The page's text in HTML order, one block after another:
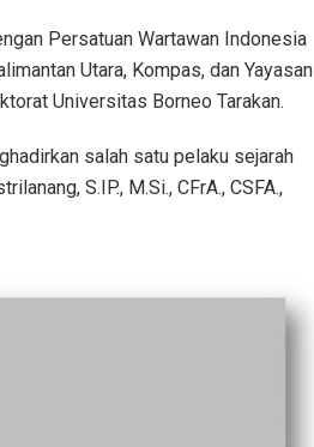
Persatuan Wartawan Indonesia
Utara, Kompas, dan Yayasan
Universitas Borneo Tarakan.
salah satu pelaku sejarah
S.IP., M.Si., CFrA., CSFA.,